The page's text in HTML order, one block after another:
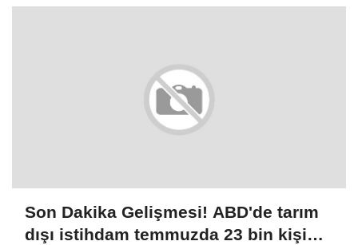
Son Dakika Gelişmesi! ABD'de tarım
dışı istihdam temmuzda 23 bin kişi